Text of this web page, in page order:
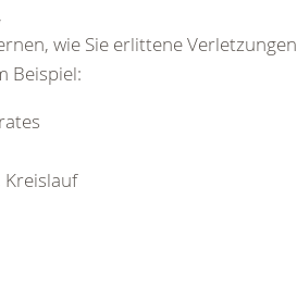
wie Sie erlittene Verletzungen
Beispiel:
Kreislauf